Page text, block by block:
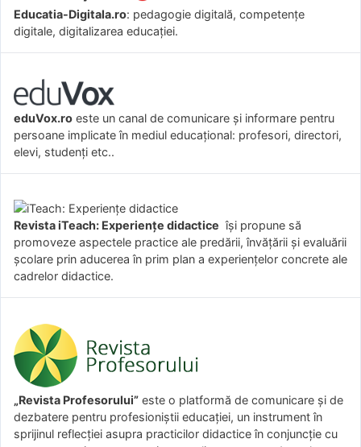
Educatia-Digitala.ro: pedagogie digitală, competențe
digitale, digitalizarea educației.
eduVox.ro este un canal de comunicare și informare pentru
persoane implicate în mediul educațional: profesori, directori,
elevi, studenți etc..
Revista iTeach: Experienţe didactice îşi propune să
promoveze aspectele practice ale predării, învăţării şi evaluării
şcolare prin aducerea în prim plan a experienţelor concrete ale
cadrelor didactice.
„Revista Profesorului” este o platformă de comunicare și de
dezbatere pentru profesioniștii educației, un instrument în
sprijinul reflecției asupra practicilor didactice în conjuncție cu